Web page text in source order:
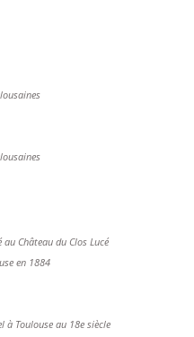
Château du Clos Lucé
en 1884
à Toulouse au 18e siècle